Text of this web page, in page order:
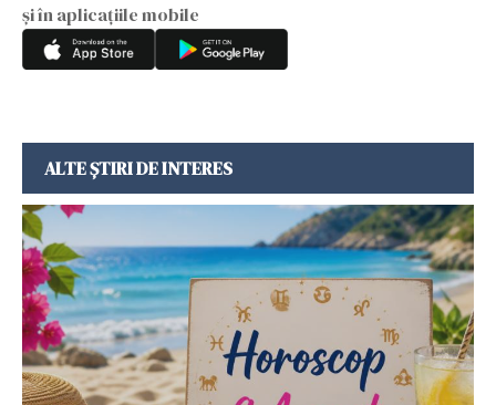
și în aplicațiile mobile
ALTE ȘTIRI DE INTERES